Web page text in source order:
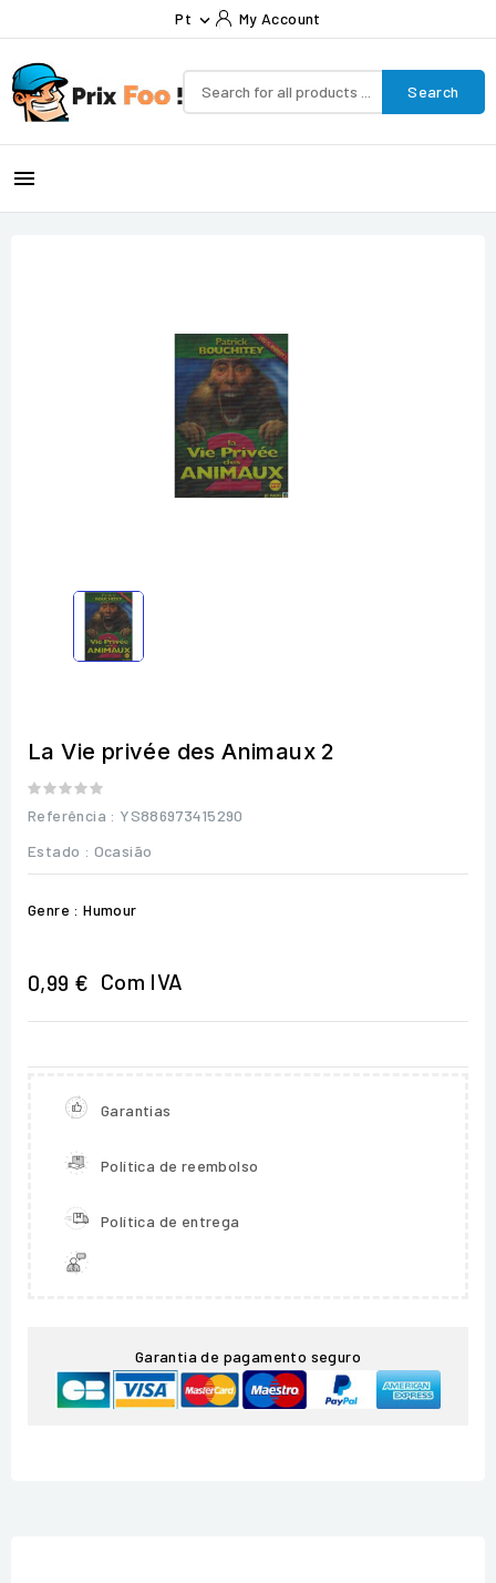
Pt  My Account
Search

La Vie privée des Animaux 2
Referência : YS886973415290
Estado : Ocasião
Genre : Humour
0,99 € Com IVA
Garantias
Política de reembolso
Política de entrega
Garantia de pagamento seguro